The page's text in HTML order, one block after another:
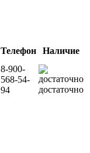
Телефон
Наличие
8-900-
568-54-
94
достаточно